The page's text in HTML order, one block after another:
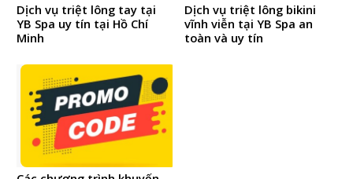
Dịch vụ triệt lông tay tại
YB Spa uy tín tại Hồ Chí
Minh
Dịch vụ triệt lông bikini
vĩnh viễn tại YB Spa an
toàn và uy tín